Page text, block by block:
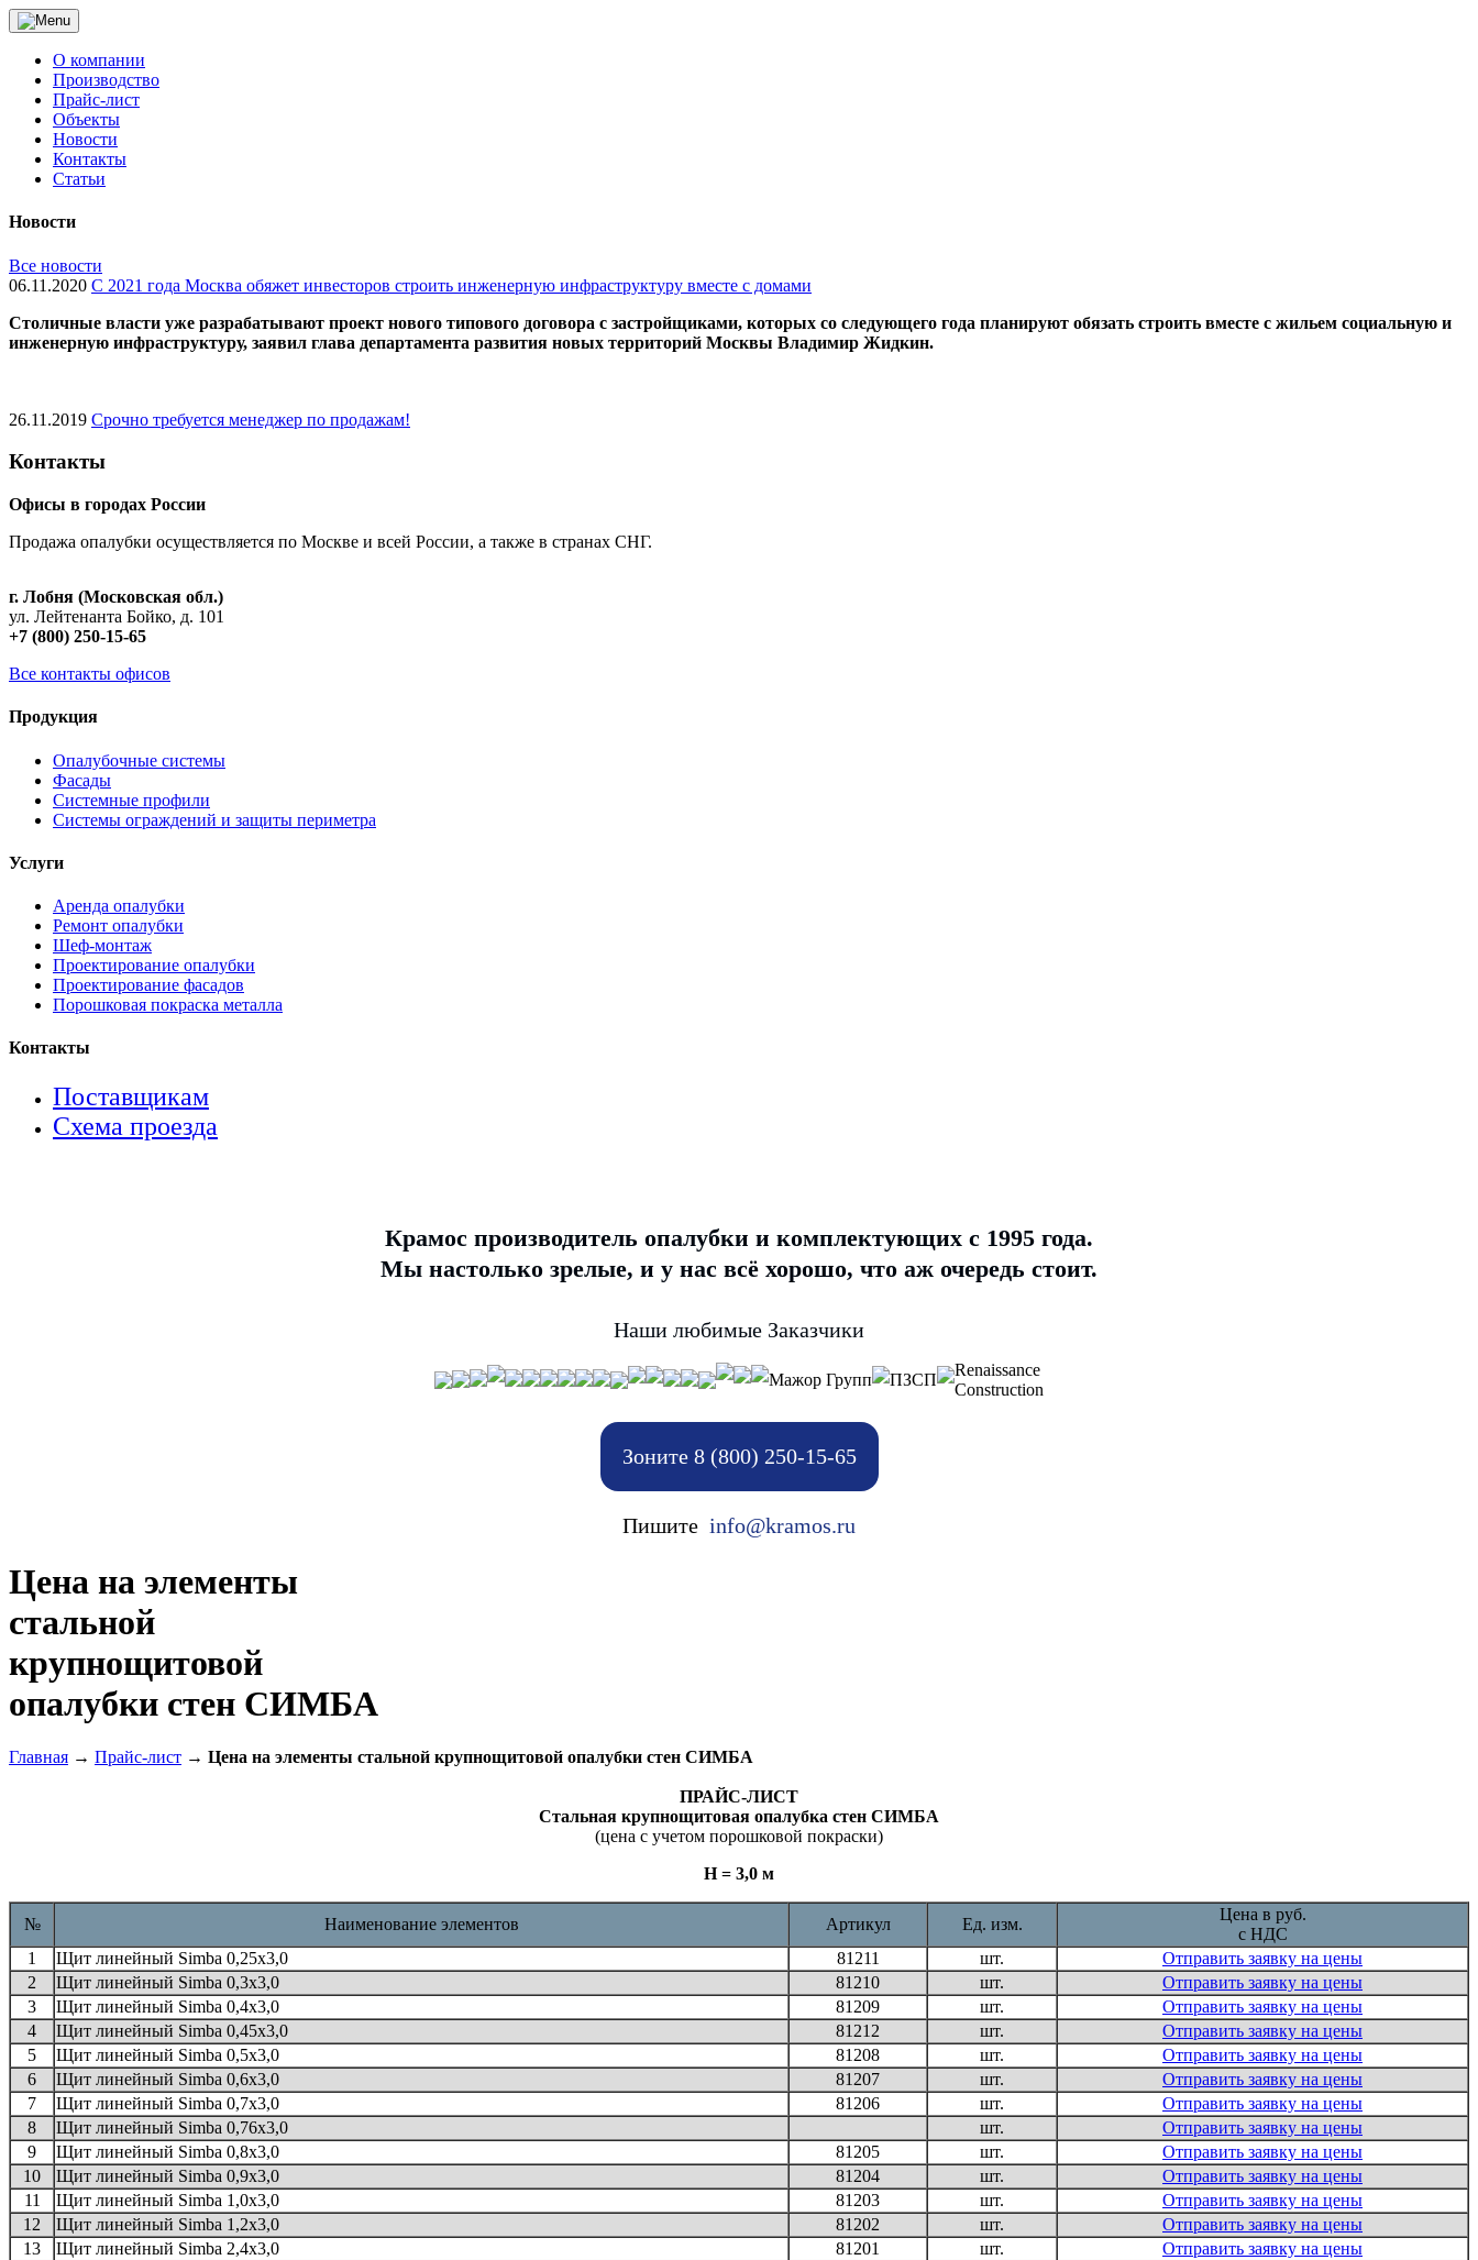
О компании
Производство
Прайс-лист
Объекты
Новости
Контакты
Статьи
Новости
Все новости
06.11.2020 С 2021 года Москва обяжет инвесторов строить инженерную инфраструктуру вместе с домами
Cтоличные власти уже разрабатывают проект нового типового договора с застройщиками, которых со следующего года планируют обязать строить вместе с жильем социальную и
инженерную инфраструктуру, заявил глава департамента развития новых территорий Москвы Владимир Жидкин.
26.11.2019 Срочно требуется менеджер по продажам!
Контакты
Офисы в городах России
Продажа опалубки осуществляется по Москве и всей России, а также в странах СНГ.
г. Лобня (Московская обл.)
ул. Лейтенанта Бойко, д. 101
+7 (800) 250-15-65
Все контакты офисов
Продукция
Опалубочные системы
Фасады
Системные профили
Системы ограждений и защиты периметра
Услуги
Аренда опалубки
Ремонт опалубки
Шеф-монтаж
Проектирование опалубки
Проектирование фасадов
Порошковая покраска металла
Контакты
Поставщикам
Схема проезда
Крамос производитель опалубки и комплектующих с 1995 года.
Мы настолько зрелые, и у нас всё хорошо, что аж очередь стоит.
Наши любимые Заказчики
Мажор Групп ПЗСП
Renaissance
Construction
Зоните 8 (800) 250-15-65
Пишите info@kramos.ru
Цена на элементы
стальной
крупнощитовой
опалубки стен СИМБА
Главная → Прайс-лист → Цена на элементы стальной крупнощитовой опалубки стен СИМБА
ПРАЙС-ЛИСТ
Стальная крупнощитовая опалубка стен СИМБА
(цена с учетом порошковой покраски)
Н = 3,0 м
№ Наименование элементов Артикул Ед. изм.
Цена в руб.
с НДС
1
Щит линейный Simba 0,25х3,0 81211 шт.
Отправить заявку на цены
2
Щит линейный Simba 0,3х3,0 81210 шт.
Отправить заявку на цены
3
Щит линейный Simba 0,4х3,0 81209 шт.
Отправить заявку на цены
4
Щит линейный Simba 0,45х3,0 81212 шт.
Отправить заявку на цены
5
Щит линейный Simba 0,5х3,0 81208 шт.
Отправить заявку на цены
6
Щит линейный Simba 0,6х3,0 81207 шт.
Отправить заявку на цены
7
Щит линейный Simba 0,7х3,0 81206 шт.
Отправить заявку на цены
8
Щит линейный Simba 0,76х3,0 шт.
Отправить заявку на цены
9
Щит линейный Simba 0,8х3,0 81205 шт.
Отправить заявку на цены
10
Щит линейный Simba 0,9х3,0 81204 шт.
Отправить заявку на цены
11
Щит линейный Simba 1,0х3,0 81203 шт.
Отправить заявку на цены
12
Щит линейный Simba 1,2х3,0 81202 шт.
Отправить заявку на цены
13
Щит линейный Simba 2,4х3,0 81201 шт.
Отправить заявку на цены